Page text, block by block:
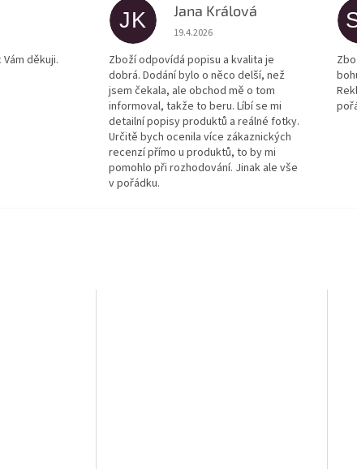
je 5 z 5 hvězdiček.
děkuji.
JK Jana Králová
Hodnocení obchodu je 5 z 5
19.4.2026
Zboží odpovídá popisu a kvalita je
dobrá. Dodání bylo o něco delší, než
jsem čekala, ale obchod mě o tom
informoval, takže to beru. Líbí se mi
detailní popisy produktů a reálné fotky.
Určitě bych ocenila více zákaznických
recenzí přímo u produktů, to by mi
pomohlo při rozhodování. Jinak ale vše
v pořádku.